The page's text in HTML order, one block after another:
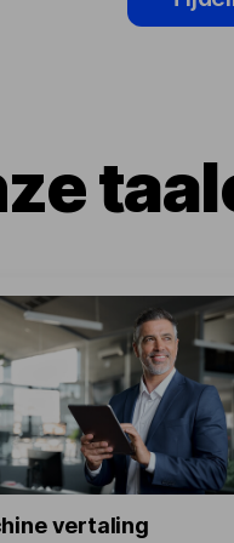
vertaling